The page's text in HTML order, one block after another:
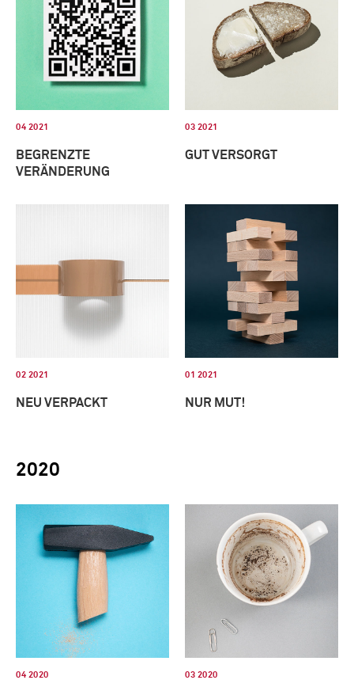
04 2021
BEGRENZTE
VERÄNDERUNG
03 2021
GUT VERSORGT
02 2021
NEU VERPACKT
01 2021
NUR MUT!
2020
04 2020 03 2020